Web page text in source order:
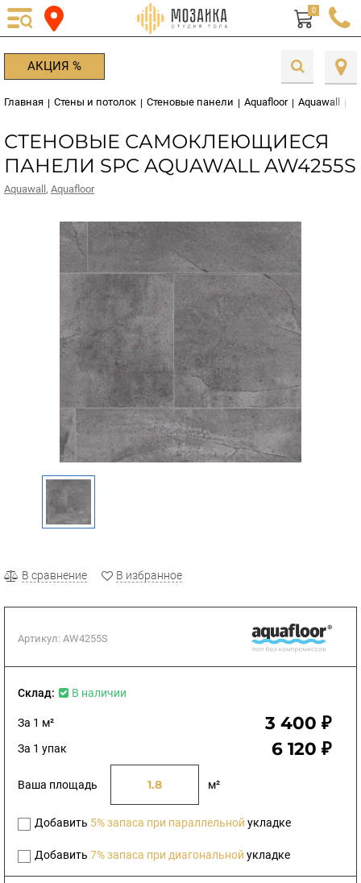
0
АКЦИЯ %
Главная | Стены и потолок | Стеновые панели | Aquafloor | Aquawall |
СТЕНОВЫЕ САМОКЛЕЮЩИЕСЯ
ПАНЕЛИ SPC AQUAWALL AW4255S
Aquawall , Aquafloor
В сравнение В избранное
Артикул: AW4255S
Склад: В наличии
За 1 м² 3 400 ₽
За 1 упак 6 120 ₽
Ваша площадь м²
Добавить 5% запаса при параллельной укладке
Добавить 7% запаса при диагональной укладке